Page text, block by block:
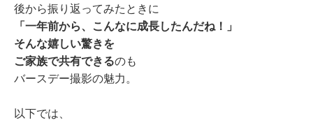
後から振り返ってみたときに
「一年前から、こんなに成長したんだね！」
そんな嬉しい驚きを
ご家族で共有できるのも
バースデー撮影の魅力。
以下では、